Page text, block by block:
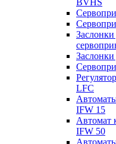
BVHS
LFC
IFW 15
Автомат
IFW 50